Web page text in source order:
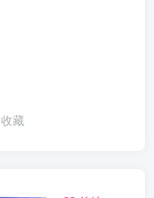
收藏